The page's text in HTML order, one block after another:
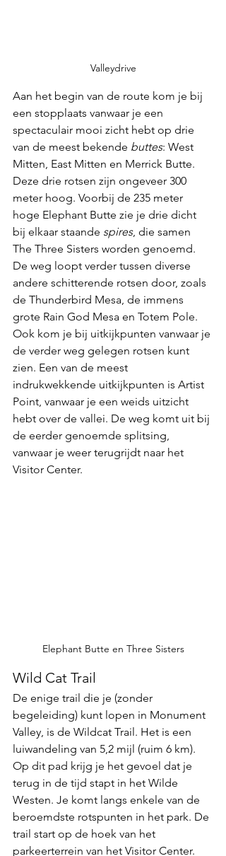
Valleydrive
Aan het begin van de route kom je bij
een stopplaats vanwaar je een
spectaculair mooi zicht hebt op drie
van de meest bekende buttes: West
Mitten, East Mitten en Merrick Butte.
Deze drie rotsen zijn ongeveer 300
meter hoog. Voorbij de 235 meter
hoge Elephant Butte zie je drie dicht
bij elkaar staande spires, die samen
The Three Sisters worden genoemd.
De weg loopt verder tussen diverse
andere schitterende rotsen door, zoals
de Thunderbird Mesa, de immens
grote Rain God Mesa en Totem Pole.
Ook kom je bij uitkijkpunten vanwaar je
de verder weg gelegen rotsen kunt
zien. Een van de meest
indrukwekkende uitkijkpunten is Artist
Point, vanwaar je een weids uitzicht
hebt over de vallei. De weg komt uit bij
de eerder genoemde splitsing,
vanwaar je weer terugrijdt naar het
Visitor Center.
Elephant Butte en Three Sisters
Wild Cat Trail
De enige trail die je (zonder
begeleiding) kunt lopen in Monument
Valley, is de Wildcat Trail. Het is een
luiwandeling van 5,2 mijl (ruim 6 km).
Op dit pad krijg je het gevoel dat je
terug in de tijd stapt in het Wilde
Westen. Je komt langs enkele van de
beroemdste rotspunten in het park. De
trail start op de hoek van het
parkeerterrein van het Visitor Center.